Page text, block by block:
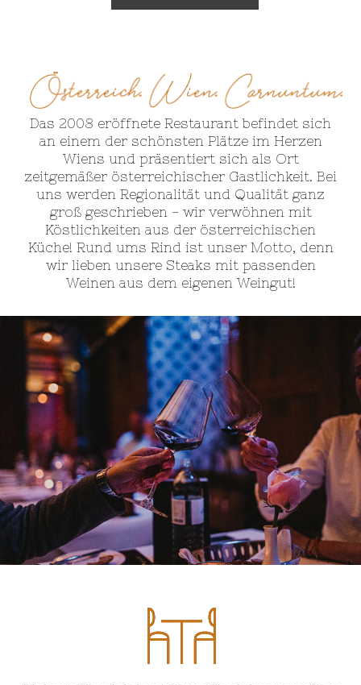
Das 2008 eröffnete Restaurant befindet sich
an einem der schönsten Plätze im Herzen
Wiens und präsentiert sich als Ort
zeitgemäßer österreichischer Gastlichkeit. Bei
uns werden Regionalität und Qualität ganz
groß geschrieben - wir verwöhnen mit
Köstlichkeiten aus der österreichischen
Küche! Rund ums Rind ist unser Motto, denn
wir lieben unsere Steaks mit passenden
Weinen aus dem eigenen Weingut!